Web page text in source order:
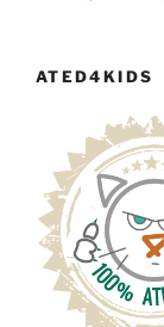
ATED4KIDS